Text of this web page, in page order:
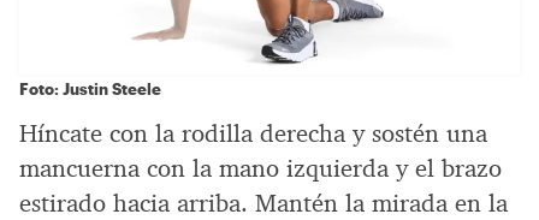
Foto: Justin Steele
Híncate con la rodilla derecha y sostén una
mancuerna con la mano izquierda y el brazo
estirado hacia arriba. Mantén la mirada en la